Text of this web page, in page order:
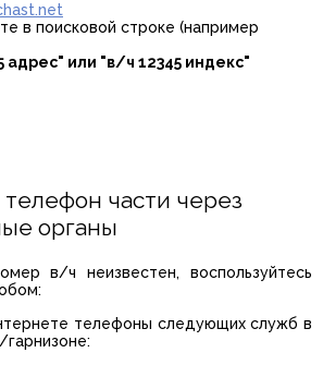
в поисковой строке (например
адрес" или "в/ч 12345 индекс"
части через
органы
в/ч неизвестен, воспользуйтесь
телефоны следующих служб в